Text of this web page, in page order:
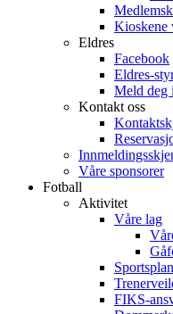
Kioskene
Eldres
Facebook
Eldres-
Meld deg
Kontakt oss
Våre sponsorer
Fotball
Aktivitet
Våre lag
FIKS-